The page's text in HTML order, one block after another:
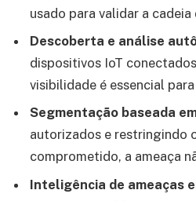
usado para validar a
Descoberta e análise
dispositivos IoT
visibilidade é essencial
Segmentação baseada
autorizados e restringindo
comprometido, a ameaça
Inteligência de ameaças